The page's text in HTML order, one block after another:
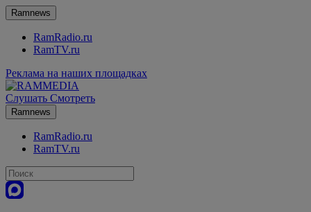
Ramnews
RamRadio.ru
RamTV.ru
Реклама на наших площадках
Слушать Смотреть
Ramnews
RamRadio.ru
RamTV.ru